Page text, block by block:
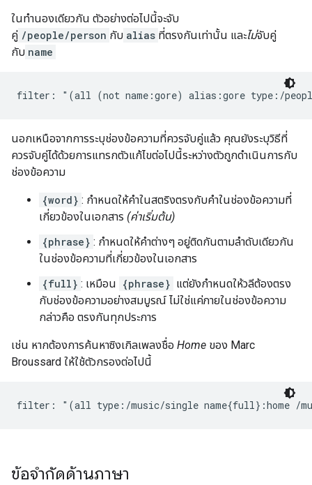
ในทำนองเดียวกัน ตัวอย่างต่อไปนี้จะจับ
คู่ /people/person กับ alias ที่ตรงกันเท่านั้น และไม่จับคู่
กับ name
filter: "(all (not name:gore) alias:gore type:/
นอกเหนือจากการระบุช่องข้อความที่ควรจับคู่แล้ว คุณยังระบุวิธีที่
ควรจับคู่ได้ด้วยการแทรกตัวแก้ไขต่อไปนี้ระหว่างตัวถูกดำเนินการกับ
ช่องข้อความ
{word} : กำหนดให้คำในสตริงตรงกับคำในช่องข้อความที่
เกี่ยวข้องในเอกสาร (ค่าเริ่มต้น)
{phrase} : กำหนดให้คำต่างๆ อยู่ติดกันตามลำดับเดียวกัน
ในช่องข้อความที่เกี่ยวข้องในเอกสาร
{full} : เหมือน {phrase} แต่ยังกำหนดให้วลีต้องตรง
กับช่องข้อความอย่างสมบูรณ์ ไม่ใช่แค่ภายในช่องข้อความ
กล่าวคือ ตรงกันทุกประการ
เช่น หากต้องการค้นหาซิงเกิลเพลงชื่อ Home ของ Marc
Broussard ให้ใช้ตัวกรองต่อไปนี้
filter: "(all type:/music/single name{full}:home /
ข้อจำกัดด้านภาษา